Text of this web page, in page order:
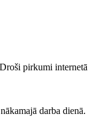
Droši pirkumi internetā
darba dienā.